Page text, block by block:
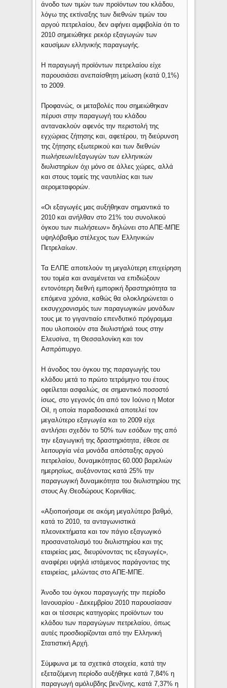
άνοδο των τιμών των προϊόντων του κλάδου,
λόγω της εκτίναξης των διεθνών τιμών του
αργού πετρελαίου, δεν αφήνει αμφιβολία ότι το
2010 σημειώθηκε ρεκόρ εξαγωγών των
καυσίμων ελληνικής παραγωγής.
Η παραγωγή προϊόντων πετρελαίου είχε
παρουσιάσει ανεπαίσθητη μείωση (κατά 0,1%)
το 2009.
Προφανώς, οι μεταβολές που σημειώθηκαν
πέρυσι στην παραγωγή του κλάδου
αντανακλούν αφενός την περιστολή της
εγχώριας ζήτησης και, αφετέρου, τη διεύρυνση
της ζήτησης εξωτερικού και των διεθνών
πωλήσεων/εξαγωγών των ελληνικών
διυλιστηρίων όχι μόνο σε άλλες χώρες, αλλά
και στους τομείς της ναυτιλίας και των
αερομεταφορών.
«Οι εξαγωγές μας αυξήθηκαν σημαντικά το
2010 και ανήλθαν στο 21% του συνολικού
όγκου των πωλήσεων» δηλώνει στο ΑΠΕ-ΜΠΕ
υψηλόβαθμο στέλεχος των Ελληνικών
Πετρελαίων.
Τα ΕΛΠΕ αποτελούν τη μεγαλύτερη επιχείρηση
του τομέα και αναμένεται να επιδιώξουν
εντονότερη διεθνή εμπορική δραστηριότητα τα
επόμενα χρόνια, καθώς θα ολοκληρώνεται ο
εκσυγχρονισμός των παραγωγικών μονάδων
τους με το γιγαντιαίο επενδυτικό πρόγραμμα
που υλοποιούν στα διυλιστήριά τους στην
Ελευσίνα, τη Θεσσαλονίκη και τον
Ασπρόπυργο.
Η άνοδος του όγκου της παραγωγής του
κλάδου μετά το πρώτο τετράμηνο του έτους
οφείλεται ασφαλώς, σε σημαντικό ποσοστό
ίσως, στο γεγονός ότι από τον Ιούνιο η Motor
Oil, η οποία παραδοσιακά αποτελεί τον
μεγαλύτερο εξαγωγέα και το 2009 είχε
αντλήσει σχεδόν το 50% των εσόδων της από
την εξαγωγική της δραστηριότητα, έθεσε σε
λειτουργία νέα μονάδα απόσταξης αργού
πετρελαίου, δυναμικότητας 60.000 βαρελιών
ημερησίως, αυξάνοντας κατά 25% την
παραγωγική δυναμικότητα του διυλιστηρίου της
στους Αγ.Θεοδώρους Κορινθίας.
«Αξιοποιήσαμε σε ακόμη μεγαλύτερο βαθμό,
κατά το 2010, τα ανταγωνιστικά
πλεονεκτήματα και τον πάγιο εξαγωγικό
προσανατολισμό του διυλιστηρίου και της
εταιρείας μας, διευρύνοντας τις εξαγωγές»,
αναφέρει υψηλά ιστάμενος παράγοντας της
εταιρείας, μιλώντας στο ΑΠΕ-ΜΠΕ.
Άνοδο του όγκου παραγωγής την περίοδο
Ιανουαρίου - Δεκεμβρίου 2010 παρουσίασαν
και οι τέσσερις κατηγορίες προϊόντων του
κλάδου των παραγώγων πετρελαίου, όπως
αυτές προσδιορίζονται από την Ελληνική
Στατιστική Αρχή.
Σύμφωνα με τα σχετικά στοιχεία, κατά την
εξεταζόμενη περίοδο αυξήθηκε κατά 7,84% η
παραγωγή αμόλυβδης βενζίνης, κατά 7,37% η